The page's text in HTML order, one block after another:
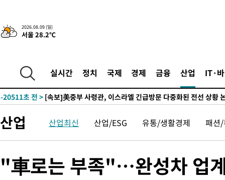
2026.08.09 (일)
서울 28.2℃
실시간 정치 국제 경제 금융 산업 IT·
-18539초 전 >“美 이란전 무기 소진…북한과 분쟁시 주한 미군 취약해질 수
-23393초 전 >
이군이 불법 군시설 건설한 레바논 남부에서 레바논군 3명 폭
-20511초 전 >
-18575초 전 > 美 국방부, 켄달 전 공군장관 보안허가 취소…“에어포스원 기
-18519초 전 >
“美 이란전 무기 소진…북한과 분쟁시 주한 미군 취약해질 수
-26205초 전 >튀르키예 외무장관, "메카 3국 방위협정은 이란이 목표 아냐 "
부상
-20531초 전 >[속보]美중부 사령관, 이스라엘 긴급방문 다중화된 전선 상황
산업 산업최신 산업/ESG 유통/생활경제 패션
"車로는 부족"…완성차 업